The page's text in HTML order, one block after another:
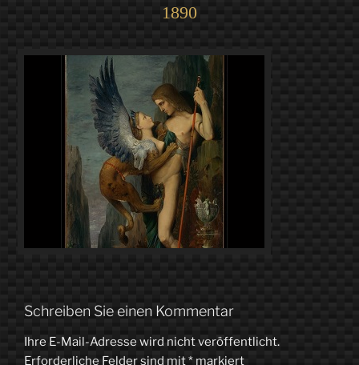
1890
Schreiben Sie einen Kommentar
Ihre E-Mail-Adresse wird nicht veröffentlicht.
Erforderliche Felder sind mit* markiert